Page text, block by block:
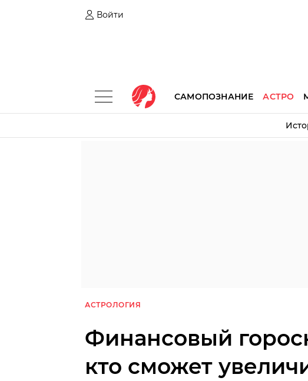
Войти
САМОПОЗНАНИЕ АСТРО
АСТРОЛОГИЯ
Финансовый
кто сможет